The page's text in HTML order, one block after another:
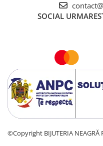
SOCIAL
©Copyright BIJUTERIA NEAGRĂ